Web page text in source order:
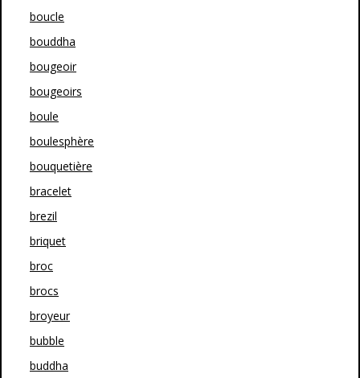
boucle
bouddha
bougeoir
bougeoirs
boule
boulesphère
bouquetière
bracelet
brezil
briquet
broc
brocs
broyeur
bubble
buddha